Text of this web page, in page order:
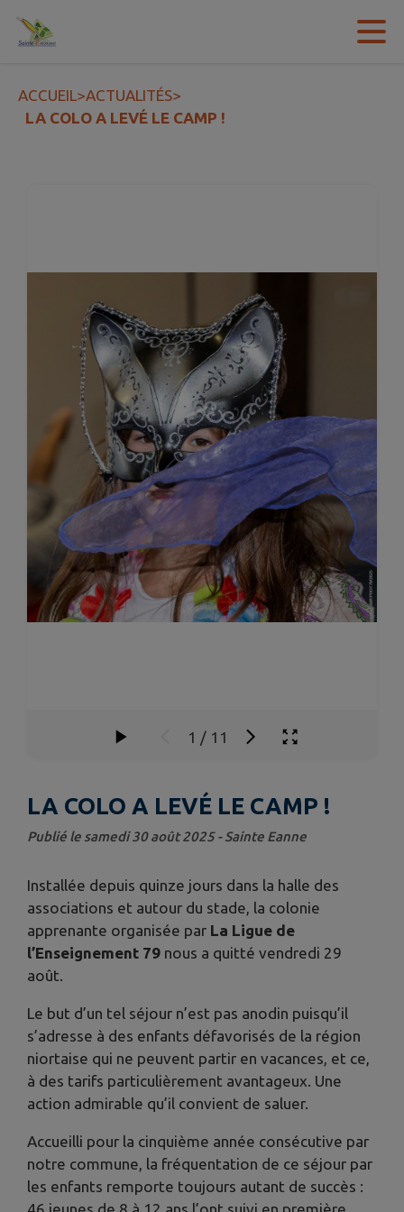
Contenu
ACCUEIL>ACTUALITÉS>
LA COLO A LEVÉ LE CAMP !
1 / 11
LA COLO A LEVÉ LE CAMP !
Publié le samedi 30 août 2025 - Sainte Eanne
Installée depuis quinze jours dans la halle des
associations et autour du stade, la colonie
apprenante organisée par La Ligue de
l’Enseignement 79 nous a quitté vendredi 29
août.
Le but d’un tel séjour n’est pas anodin puisqu’il
s’adresse à des enfants défavorisés de la région
niortaise qui ne peuvent partir en vacances, et ce,
à des tarifs particulièrement avantageux. Une
action admirable qu’il convient de saluer.
Accueilli pour la cinquième année consécutive par
notre commune, la fréquentation de ce séjour par
les enfants remporte toujours autant de succès :